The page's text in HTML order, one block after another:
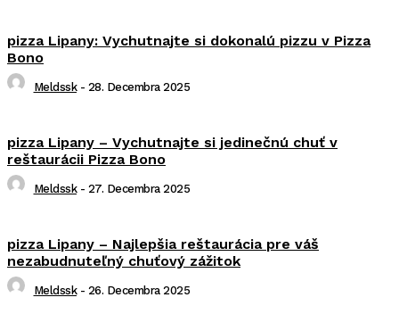
pizza Lipany: Vychutnajte si dokonalú pizzu v Pizza
Bono
Meldssk - 28. Decembra 2025
pizza Lipany – Vychutnajte si jedinečnú chuť v
reštaurácii Pizza Bono
Meldssk - 27. Decembra 2025
pizza Lipany – Najlepšia reštaurácia pre váš
nezabudnuteľný chuťový zážitok
Meldssk - 26. Decembra 2025